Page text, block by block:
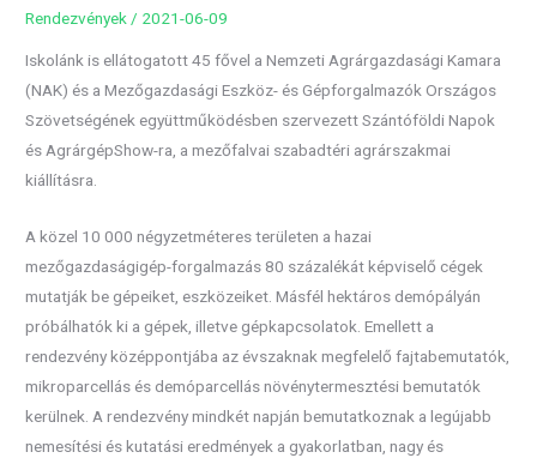
Rendezvények / 2021-06-09
Iskolánk is ellátogatott 45 fővel a Nemzeti Agrárgazdasági Kamara
(NAK) és a Mezőgazdasági Eszköz- és Gépforgalmazók Országos
Szövetségének együttműködésben szervezett Szántóföldi Napok
és AgrárgépShow-ra, a mezőfalvai szabadtéri agrárszakmai
kiállításra.
A közel 10 000 négyzetméteres területen a hazai
mezőgazdaságigép-forgalmazás 80 százalékát képviselő cégek
mutatják be gépeiket, eszközeiket. Másfél hektáros demópályán
próbálhatók ki a gépek, illetve gépkapcsolatok. Emellett a
rendezvény középpontjába az évszaknak megfelelő fajtabemutatók,
mikroparcellás és demóparcellás növénytermesztési bemutatók
kerülnek. A rendezvény mindkét napján bemutatkoznak a legújabb
nemesítési és kutatási eredmények a gyakorlatban, nagy és